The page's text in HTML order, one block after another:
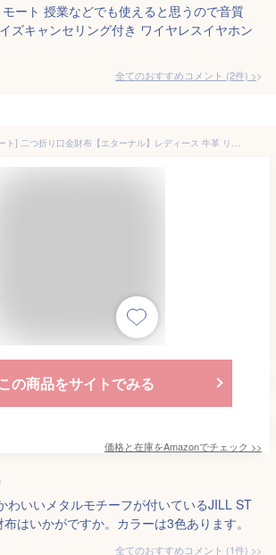
ート 授業などでも使えると思うので音質
ズキャンセリング付き ワイヤレスイヤホン
全てのおすすめコメント (2件) >
[ジル スチュアート] 二つ折り口金財布【エターナル】レディース 牛革 リングモチーフ JSLW0DS1
この商品をサイトでみる
価格と在庫をAmazonでチェック >>
わいいメタルモチーフが付いているJILL ST
はいかがですか。カラーは3色あります。
全てのおすすめコメント (1件) >